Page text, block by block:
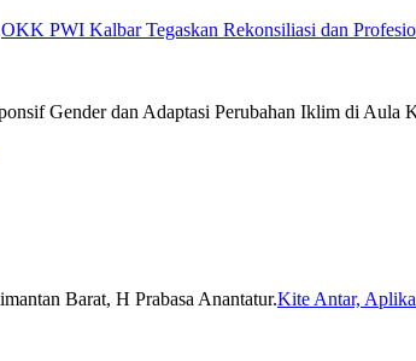
OKK PWI Kalbar Tegaskan Rekonsiliasi dan
Kite Antar,